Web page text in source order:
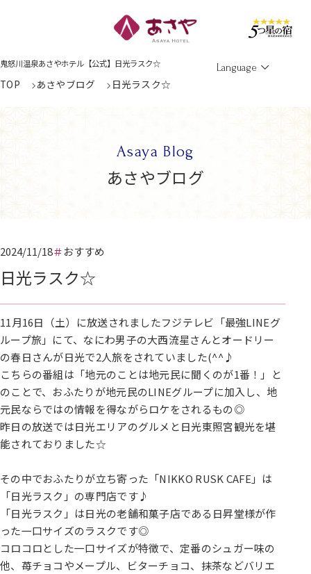
鬼怒川温泉あさやホテル【公式】日光ラスク☆ Language
TOP あさやブログ 日光ラスク☆
Asaya Blog
あさやブログ
2024/11/18 おすすめ
日光ラスク☆
11月16日（土）に放送されましたフジテレビ「最強LINEグ
ループ旅」にて、なにわ男子の大西流星さんとオードリー
の春日さんが日光で2人旅をされていました(^^♪
こちらの番組は「地元のことは地元民に聞くのが1番！」と
のことで、おふたりが地元民のLINEグループに加入し、地
元民ならではの情報を得ながらロケをされるもの◎
昨日の放送では日光エリアのグルメと日光東照宮観光を堪
能されておりました☆
その中でおふたりが立ち寄った「NIKKO RUSK CAFE」は
「日光ラスク」の専門店です♪
「日光ラスク」は日光の老舗和菓子店である日昇堂様が作
った一口サイズのラスクです◎
コロコロとした一口サイズが特徴で、定番のシュガー味の
他、苺チョコやメープル、ビターチョコ、抹茶などバリエ